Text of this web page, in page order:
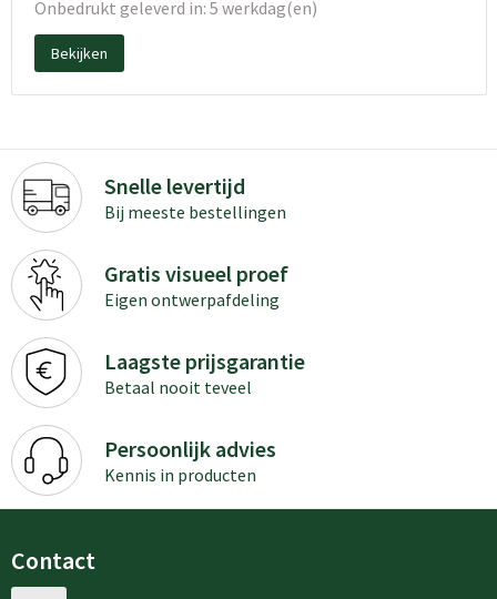
Onbedrukt geleverd in: 5 werkdag(en)
Bekijken
Snelle levertijd
Bij meeste bestellingen
Gratis visueel proef
Eigen ontwerpafdeling
Laagste prijsgarantie
Betaal nooit teveel
Persoonlijk advies
Kennis in producten
Contact